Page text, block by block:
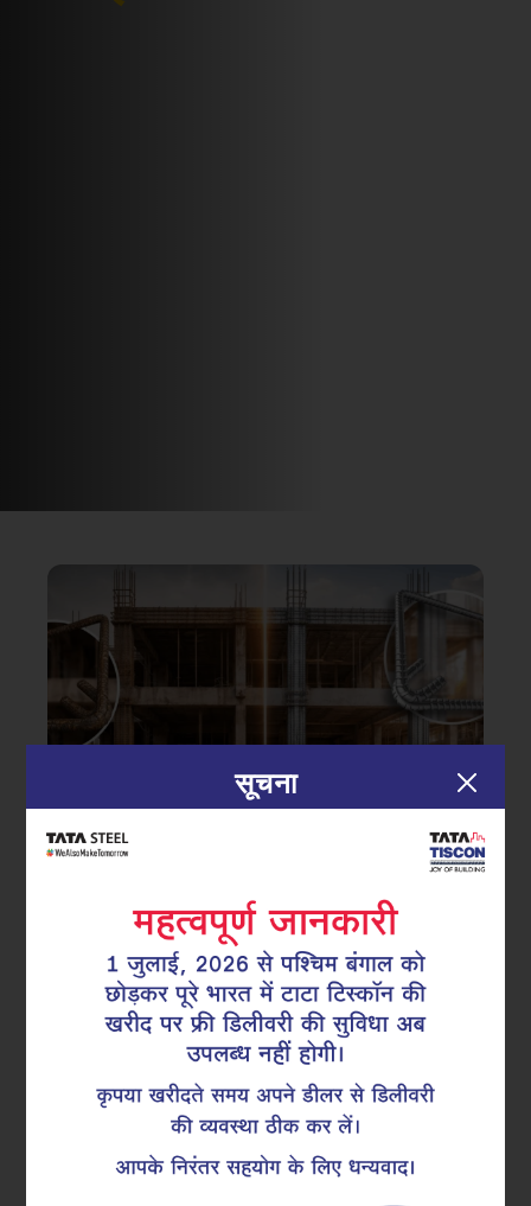
GFX कोटेड सुपर लिंक्स
क्या बेयर रिइन्फोर्समेंट अपनी प्रासंगिकता खो
रहा है? क्यों GFX कोटेड सुपरलिंक्स बन रहे
हैं इंडस्ट्री की पसंद
दशकों तक, बेयर स्टील रिइन्फोर्स्ड कंक्रीट निर्माण में डिफ़ॉल्ट
सूचना